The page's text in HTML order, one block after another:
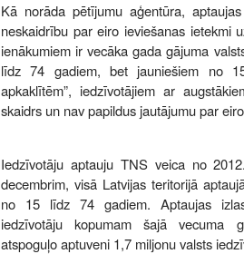
Kā norāda pētījumu aģentūra,
neskaidrību par eiro ieviešanas ietekmi
ienākumiem ir vecāka gada gājuma
līdz 74 gadiem, bet jauniešiem no
apkaklītēm”, iedzīvotājiem ar
skaidrs un nav papildus jautājumu par
Iedzīvotāju aptauju TNS veica no
decembrim, visā Latvijas teritorijā
no 15 līdz 74 gadiem. Aptaujas
iedzīvotāju kopumam šajā vecuma
atspoguļo aptuveni 1,7 miljonu valsts